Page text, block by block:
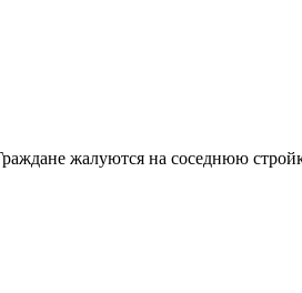
жалуются на соседнюю